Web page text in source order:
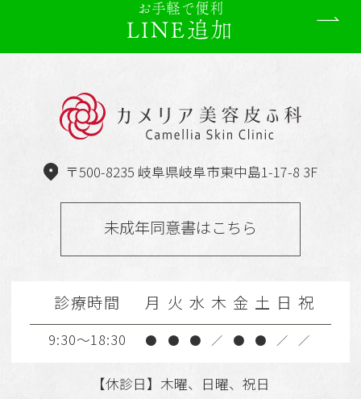
お手軽で便利
LINE追加
〒500-8235 岐阜県岐阜市東中島1-17-8 3F
未成年同意書はこちら
診療時間 月 火 水 木 金 土 日 祝
9:30～18:30 ● ● ● ／ ● ● ／ ／
【休診日】木曜、日曜、祝日